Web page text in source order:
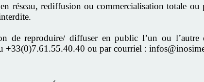
réseau, rediffusion ou commercialisation totale
de reproduire/ diffuser en public l’un ou
+33(0)7.61.55.40.40 ou par courriel :